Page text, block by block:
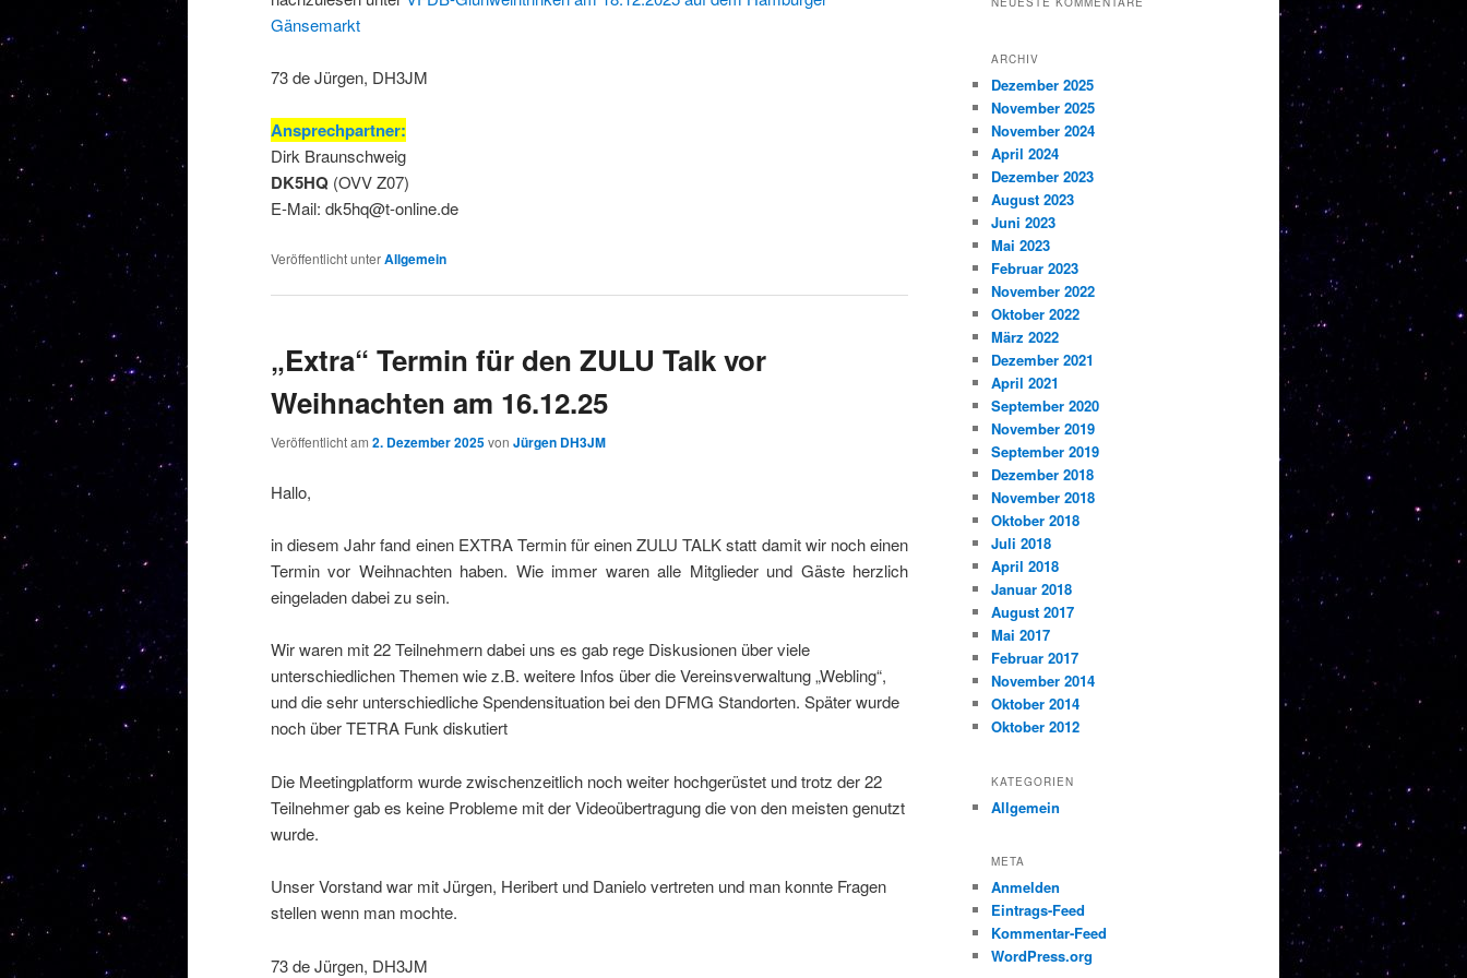
Gänsemarkt
73 de Jürgen, DH3JM
Ansprechpartner:
Dirk Braunschweig
DK5HQ (OVV Z07)
E-Mail: dk5hq@t-online.de
Veröffentlicht unterAllgemein
„Extra“ Termin für den ZULU Talk vor
Weihnachten am 16.12.25
Veröffentlicht am 2. Dezember 2025von Jürgen DH3JM
Hallo,
in diesem Jahr fand einen EXTRA Termin für einen ZULU TALK statt damit wir noch einen
Termin vor Weihnachten haben. Wie immer waren alle Mitglieder und Gäste herzlich
eingeladen dabei zu sein.
Wir waren mit 22 Teilnehmern dabei uns es gab rege Diskusionen über viele
unterschiedlichen Themen wie z.B. weitere Infos über die Vereinsverwaltung „Webling“,
und die sehr unterschiedliche Spendensituation bei den DFMG Standorten. Später wurde
noch über TETRA Funk diskutiert
Die Meetingplatform wurde zwischenzeitlich noch weiter hochgerüstet und trotz der 22
Teilnehmer gab es keine Probleme mit der Videoübertragung die von den meisten genutzt
wurde.
Unser Vorstand war mit Jürgen, Heribert und Danielo vertreten und man konnte Fragen
stellen wenn man mochte.
73 de Jürgen, DH3JM
ARCHIV
Dezember 2025
November 2025
November 2024
April 2024
Dezember 2023
August 2023
Juni 2023
Mai 2023
Februar 2023
November 2022
Oktober 2022
März 2022
Dezember 2021
April 2021
September 2020
November 2019
September 2019
Dezember 2018
November 2018
Oktober 2018
Juli 2018
April 2018
Januar 2018
August 2017
Mai 2017
Februar 2017
November 2014
Oktober 2014
Oktober 2012
KATEGORIEN
Allgemein
META
Anmelden
Eintrags-Feed
Kommentar-Feed
WordPress.org